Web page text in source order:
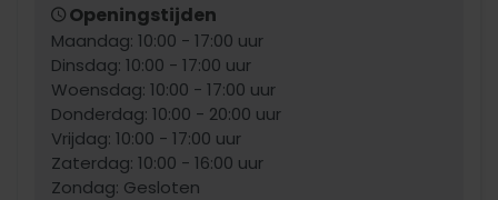
Openingstijden
Maandag: 10:00 - 17:00 uur
Dinsdag: 10:00 - 17:00 uur
Woensdag: 10:00 - 17:00 uur
Donderdag: 10:00 - 20:00 uur
Vrijdag: 10:00 - 17:00 uur
Zaterdag: 10:00 - 16:00 uur
Zondag: Gesloten